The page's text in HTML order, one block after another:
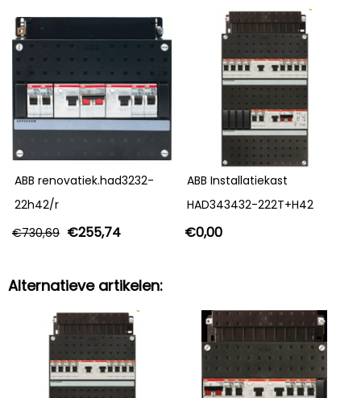
ABB renovatiek.had3232-
22h42/r
€730,69 €255,74
ABB Installatiekast
HAD343432-222T+H42
€0,00
Alternatieve artikelen: